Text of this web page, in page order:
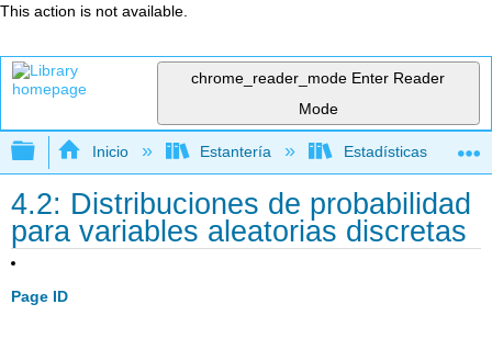
This action is not available.
chrome_reader_mode Enter Reader
Mode
Expandir/contraer jerarquía global
Inicio Estantería Estadísticas
4.2: Distribuciones de probabilidad
para variables aleatorias discretas
Page ID